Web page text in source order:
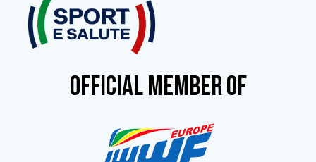
OFFICIAL MEMBER OF